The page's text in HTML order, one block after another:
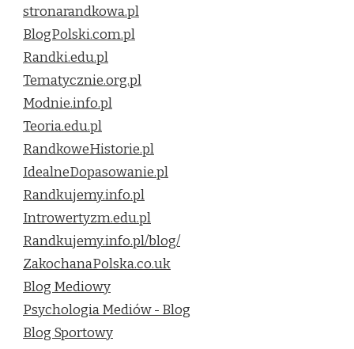
stronarandkowa.pl
BlogPolski.com.pl
Randki.edu.pl
Tematycznie.org.pl
Modnie.info.pl
Teoria.edu.pl
RandkoweHistorie.pl
IdealneDopasowanie.pl
Randkujemy.info.pl
Introwertyzm.edu.pl
Randkujemy.info.pl/blog/
ZakochanaPolska.co.uk
Blog Mediowy
Psychologia Mediów - Blog
Blog Sportowy